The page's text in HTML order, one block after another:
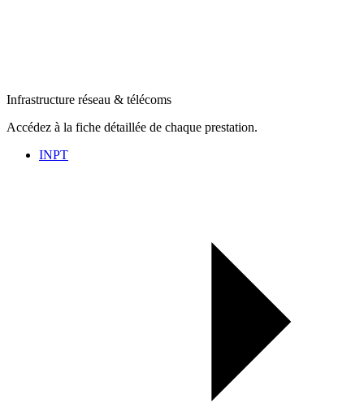
Infrastructure réseau & télécoms
Accédez à la fiche détaillée de chaque prestation.
INPT